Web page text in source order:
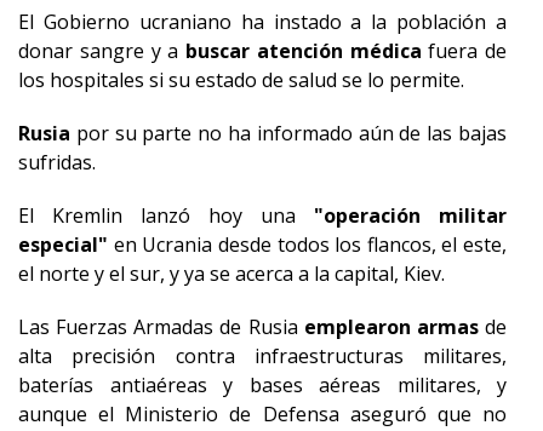
El Gobierno ucraniano ha instado a la población a
donar sangre y a buscar atención médica fuera de
los hospitales si su estado de salud se lo permite.
Rusia por su parte no ha informado aún de las bajas
sufridas.
El Kremlin lanzó hoy una "operación militar
especial" en Ucrania desde todos los flancos, el este,
el norte y el sur, y ya se acerca a la capital, Kiev.
Las Fuerzas Armadas de Rusia emplearon armasde
alta precisión contra infraestructuras militares,
baterías antiaéreas y bases aéreas militares, y
aunque el Ministerio de Defensa aseguró que no